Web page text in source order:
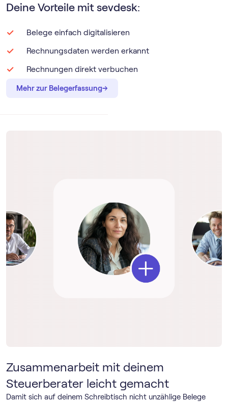
Deine Vorteile mit sevdesk:
Belege einfach digitalisieren
Rechnungsdaten werden erkannt
Rechnungen direkt verbuchen
Mehr zur Belegerfassung→
→
Zusammenarbeit mit deinem
Steuerberater leicht gemacht
Damit sich auf deinem Schreibtisch nicht unzählige Belege